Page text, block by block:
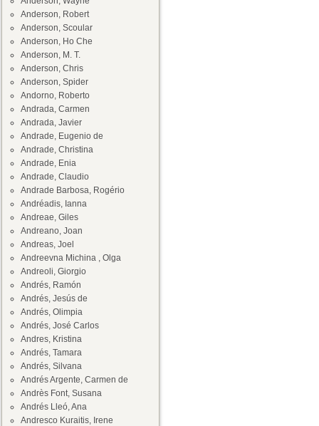
Anderson, Robert
Anderson, Scoular
Anderson, Ho Che
Anderson, M. T.
Anderson, Chris
Anderson, Spider
Andorno, Roberto
Andrada, Carmen
Andrada, Javier
Andrade, Eugenio de
Andrade, Christina
Andrade, Enia
Andrade, Claudio
Andrade Barbosa, Rogério
Andréadis, Ianna
Andreae, Giles
Andreano, Joan
Andreas, Joel
Andreevna Michina , Olga
Andreoli, Giorgio
Andrés, Ramón
Andrés, Jesús de
Andrés, Olimpia
Andrés, José Carlos
Andres, Kristina
Andrés, Tamara
Andrés, Silvana
Andrés Argente, Carmen de
Andrès Font, Susana
Andrés Lleó, Ana
Andresco Kuraitis, Irene